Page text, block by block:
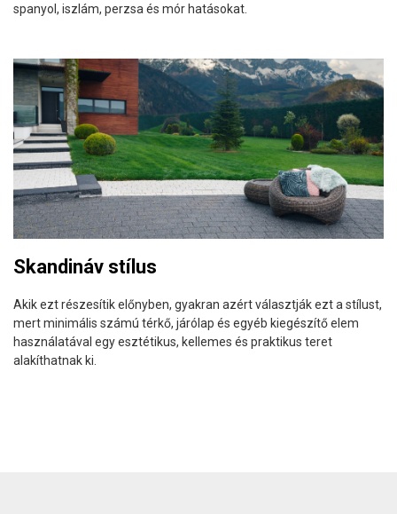
spanyol, iszlám, perzsa és mór hatásokat.
Skandináv stílus
Akik ezt részesítik előnyben, gyakran azért választják ezt a stílust,
mert minimális számú térkő, járólap és egyéb kiegészítő elem
használatával egy esztétikus, kellemes és praktikus teret
alakíthatnak ki.